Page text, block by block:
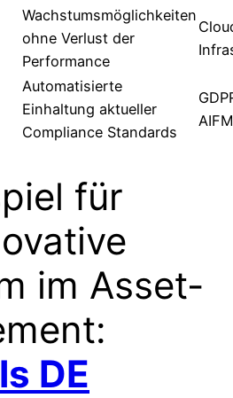
Wachstumsmöglichkeiten
ohne Verlust der
Performance
Automatisierte
Einhaltung aktueller
Compliance Standards
für
im Asset-
DE